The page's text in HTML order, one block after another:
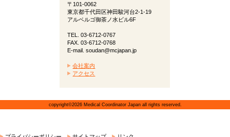
〒101-0062
東京都千代田区神田駿河台2-1-19
アルベルゴ御茶ノ水ビル6F
TEL. 03-6712-0767
FAX. 03-6712-0768
E-mail. soudan@mcjapan.jp
会社案内
アクセス
copyright©2026 Medical Coordinator Japan all rights reserved.